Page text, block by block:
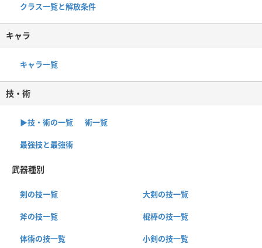
クラス一覧と解放条件
キャラ
キャラ一覧
技・術
▶︎技・術の一覧 術一覧
最強技と最強術
武器種別
剣の技一覧 大剣の技一覧
斧の技一覧 棍棒の技一覧
体術の技一覧 小剣の技一覧